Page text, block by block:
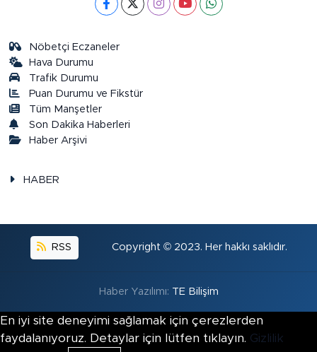
Nöbetçi Eczaneler
Hava Durumu
Trafik Durumu
Puan Durumu ve Fikstür
Tüm Manşetler
Son Dakika Haberleri
Haber Arşivi
HABER
RSS Copyright © 2023. Her hakkı saklıdır.
Haber Yazılımı: TE Bilişim
En iyi site deneyimi sağlamak için çerezlerden
faydalanıyoruz. Detaylar için lütfen tıklayın. Gizlilik